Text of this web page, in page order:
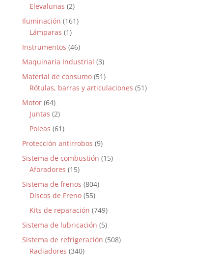
Elevalunas (2)
Iluminación (161)
Lámparas (1)
Instrumentos (46)
Maquinaria Industrial (3)
Material de consumo (51)
Rótulas, barras y articulaciones (51)
Motor (64)
Juntas (2)
Poleas (61)
Protección antirrobos (9)
Sistema de combustión (15)
Aforadores (15)
Sistema de frenos (804)
Discos de Freno (55)
Kits de reparación (749)
Sistema de lubricación (5)
Sistema de refrigeración (508)
Radiadores (340)